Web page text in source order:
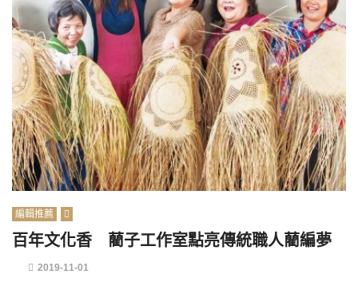
編輯推薦
百年文化香 藺子工作室點亮傳統職人藺編夢
2019-11-01